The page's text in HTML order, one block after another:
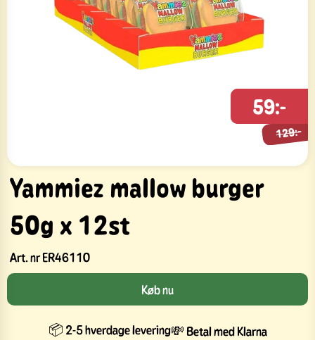
Yammiez mallow burger
50g x 12st
Art. nrER46110
59:-
129:-
129:-
Køb nu
📦 2-5 hverdage levering💸 Betal med Klarna